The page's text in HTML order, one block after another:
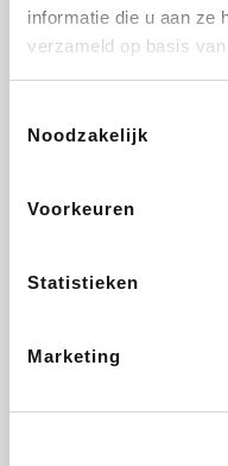
informatie die u aan ze
verzameld op basis
Noodzakelijk
Voorkeuren
Statistieken
Marketing
Weekendesk
CheapTickets.be